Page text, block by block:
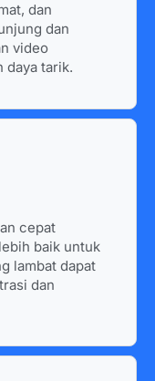
dan
dan
video
daya tarik.
cepat
baik untuk
lambat dapat
dan